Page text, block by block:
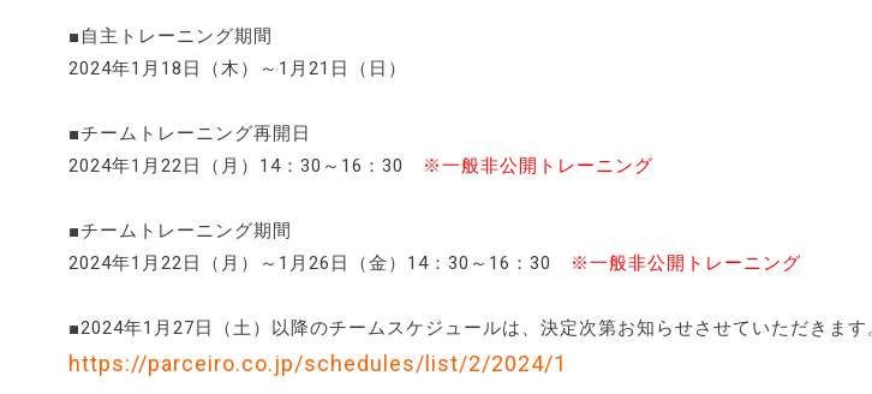
■自主トレーニング期間
2024年1月18日（木）～1月21日（日）
■チームトレーニング再開日
2024年1月22日（月）14：30～16：30
※一般非公開トレーニング
■チームトレーニング期間
2024年1月22日（月）～1月26日（金）14：30～16：30
※一般非公開トレーニング
■2024年1月27日（土）以降のチームスケジュールは、決定次第お知らせさせていただきます
https://parceiro.co.jp/schedules/list/2/2024/1